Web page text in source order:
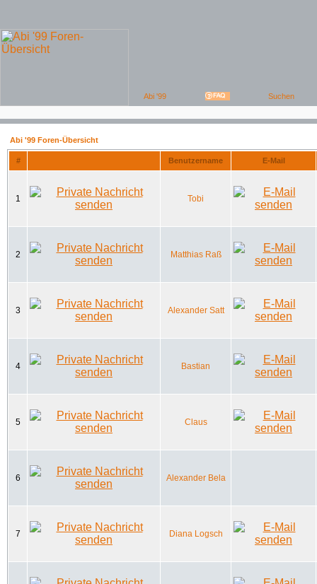
Abi '99 Foren-Übersicht
# Benutzername E-Mail
1 Tobi
2 Matthias Raß
3 Alexander Satt
4 Bastian
5 Claus
6 Alexander Bela
7 Diana Logsch